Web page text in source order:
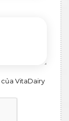
VitaDairy